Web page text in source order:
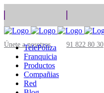
Únete a nosotros 91 822 80 30
TelePóliza
Franquicia
Productos
Compañias
Red